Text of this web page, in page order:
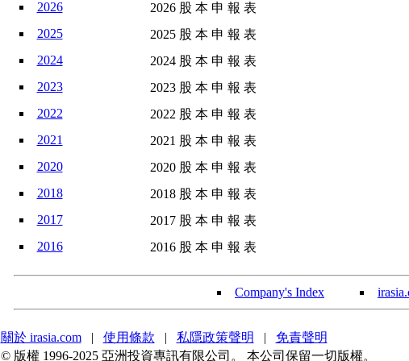
2026
2026 股 本 申 報 表
2025
2025 股 本 申 報 表
2024
2024 股 本 申 報 表
2023
2023 股 本 申 報 表
2022
2022 股 本 申 報 表
2021
2021 股 本 申 報 表
2020
2020 股 本 申 報 表
2018
2018 股 本 申 報 表
2017
2017 股 本 申 報 表
2016
2016 股 本 申 報 表
Company's Index
關於 irasia.com| 使用條款 | 私隱政策聲明 | 免責聲明
© 版權 1996-2025 亞洲投資專訊有限公司。 本公司保留一切版權。